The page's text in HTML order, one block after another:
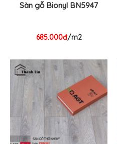
Sàn gỗ Bionyl BN5947
685.000đ/m2